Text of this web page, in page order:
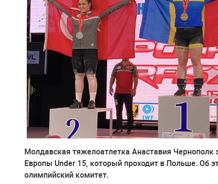
Молдавская тяжелоатлетка Анаставия
Европы Under 15, который проходит в Польше. Об
олимпийский комитет.